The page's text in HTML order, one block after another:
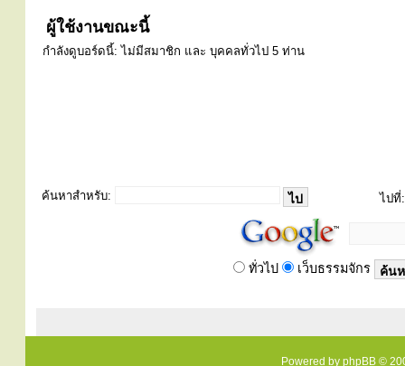
ผู้ใช้งานขณะนี้
กำลังดูบอร์ดนี้: ไม่มีสมาชิก และ บุคคลทั่วไป 5 ท่าน
ค้นหาสำหรับ: ไปที่:
ทั่วไป เว็บธรรมจักร
Powered by phpBB ©